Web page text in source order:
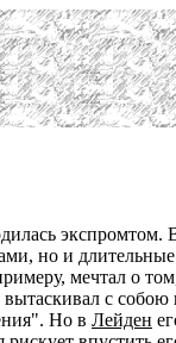
экспромтом.
но и
мечтал о
с собою
Но в Лейден